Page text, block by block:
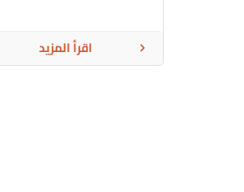
اقرأ المزيد